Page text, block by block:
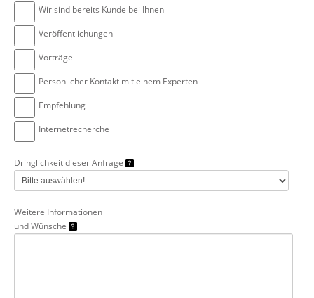
Wir sind bereits Kunde bei Ihnen
Veröffentlichungen
Vorträge
Persönlicher Kontakt mit einem Experten
Empfehlung
Internetrecherche
Dringlichkeit dieser Anfrage
Weitere Informationen
und Wünsche